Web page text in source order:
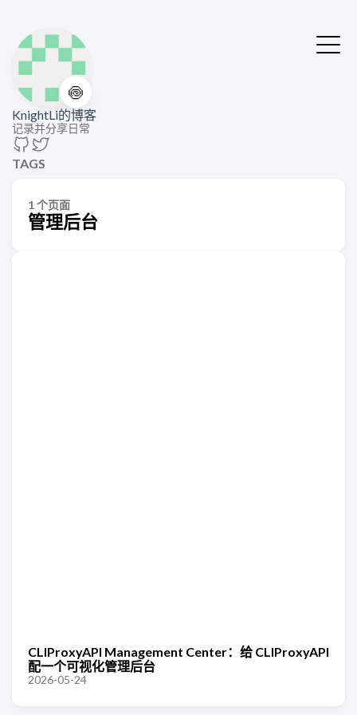
🍥
KnightLi的博客
记录并分享日常
TAGS
1 个页面
管理后台
CLIProxyAPI Management Center：给 CLIProxyAPI
配一个可视化管理后台
2026-05-24